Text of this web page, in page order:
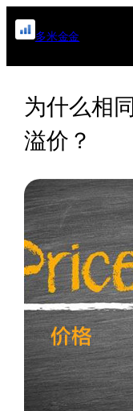
跳
至
多米金金
为什么相
溢价？